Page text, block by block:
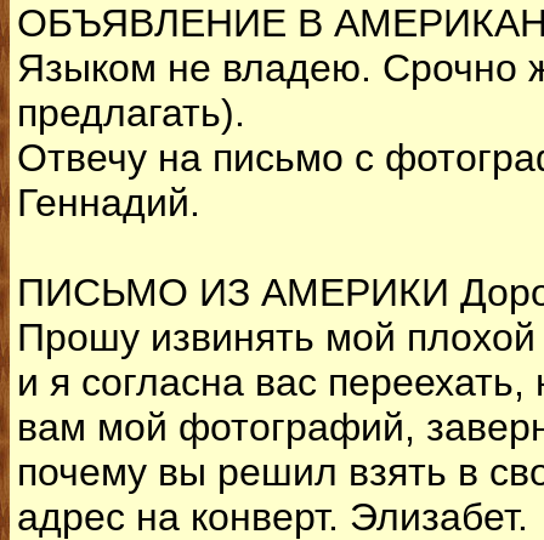
ОБЪЯВЛЕНИЕ В
Языком не владею. Срочно
предлагать).
Отвечу на письмо с
Геннадий.
ПИСЬМО ИЗ АМЕРИКИ
Прошу извинять мой
и я согласна вас
вам мой фотографий,
почему вы решил взять в
адрес на конверт. Элизабет.